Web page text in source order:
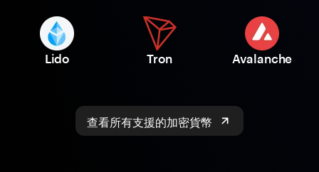
Lido Tron Avalanche
查看所有支援的加密貨幣